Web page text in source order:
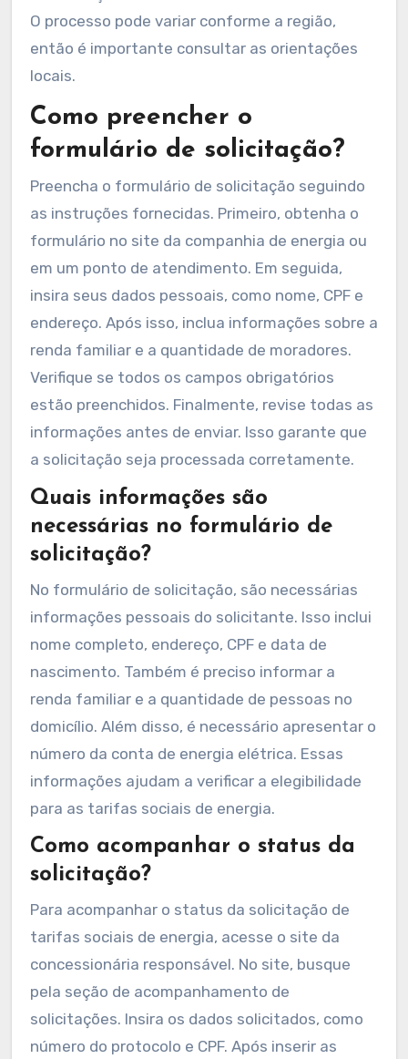
O processo pode variar conforme a região,
então é importante consultar as orientações
locais.
Como preencher o
formulário de solicitação?
Preencha o formulário de solicitação seguindo
as instruções fornecidas. Primeiro, obtenha o
formulário no site da companhia de energia ou
em um ponto de atendimento. Em seguida,
insira seus dados pessoais, como nome, CPF e
endereço. Após isso, inclua informações sobre a
renda familiar e a quantidade de moradores.
Verifique se todos os campos obrigatórios
estão preenchidos. Finalmente, revise todas as
informações antes de enviar. Isso garante que
a solicitação seja processada corretamente.
Quais informações são
necessárias no formulário de
solicitação?
No formulário de solicitação, são necessárias
informações pessoais do solicitante. Isso inclui
nome completo, endereço, CPF e data de
nascimento. Também é preciso informar a
renda familiar e a quantidade de pessoas no
domicílio. Além disso, é necessário apresentar o
número da conta de energia elétrica. Essas
informações ajudam a verificar a elegibilidade
para as tarifas sociais de energia.
Como acompanhar o status da
solicitação?
Para acompanhar o status da solicitação de
tarifas sociais de energia, acesse o site da
concessionária responsável. No site, busque
pela seção de acompanhamento de
solicitações. Insira os dados solicitados, como
número do protocolo e CPF. Após inserir as